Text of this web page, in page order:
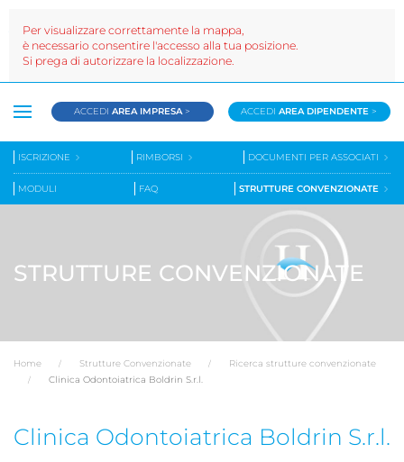
ACCEDIAREA IMPRESA > ACCEDIAREA DIPENDENTE >
ISCRIZIONE RIMBORSI DOCUMENTI PER ASSOCIATI
MODULI FAQ STRUTTURE CONVENZIONATE
STRUTTURE CONVENZIONATE
Home Strutture Convenzionate
Ricerca strutture convenzionate
Clinica Odontoiatrica Boldrin S.r.l.
Clinica Odontoiatrica Boldrin S.r.l.
Per visualizzare correttamente la mappa,
è necessario consentire l'accesso alla tua posizione.
Si prega di autorizzare la localizzazione.